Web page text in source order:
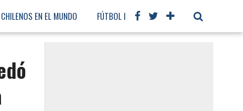
CHILENOS EN EL MUNDO FÚTBOL INTERNACIONAL